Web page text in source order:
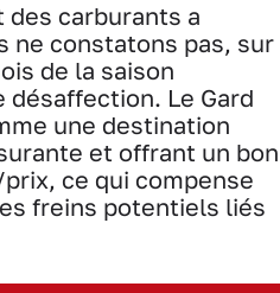
des carburants a
ne constatons pas, sur
de la saison
Le Gard
une destination
et offrant un bon
ce qui compense
freins potentiels liés